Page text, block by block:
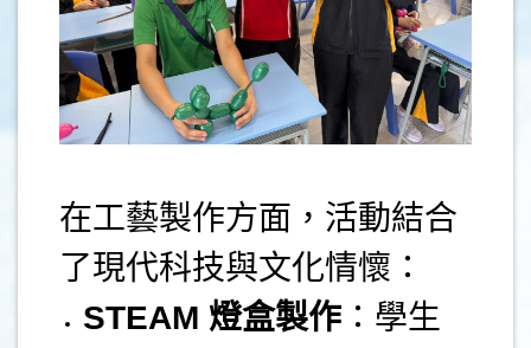
在工藝製作方面，活動結合
了現代科技與文化情懷：
STEAM 燈盒製作 ：學生